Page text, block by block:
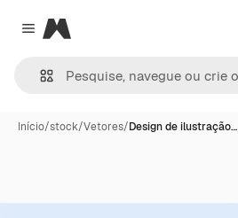
Close menu
Magnific
Início/stock/Vetores/Design de ilustração…